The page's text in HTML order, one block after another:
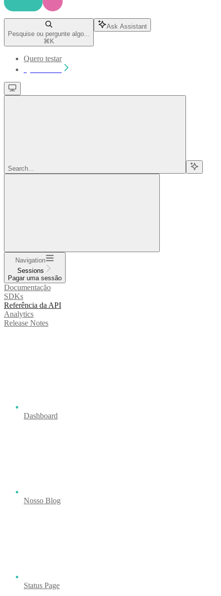
Pesquise ou pergunte algo...
⌘ K
Ask Assistant
Quero testar
Search...
Navigation
Sessions
Pagar uma sessão
Documentação
SDKs
Referência da API
Analytics
Release Notes
Dashboard
Nosso Blog
Status Page